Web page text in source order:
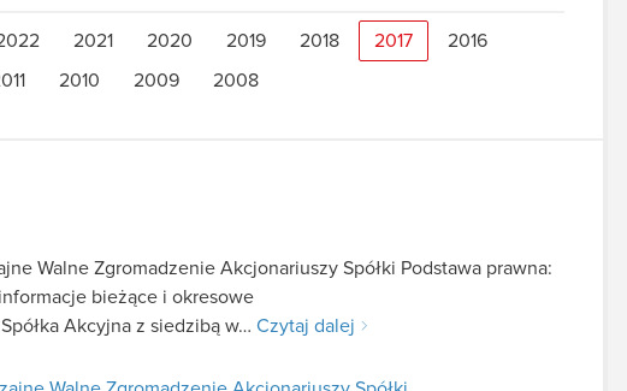
2021 2020 2019 2018 2017 2016
2010 2009 2008
Walne Zgromadzenie Akcjonariuszy Spółki Podstawa prawna:
bieżące i okresowe
Akcyjna z siedzibą w… Czytaj dalej